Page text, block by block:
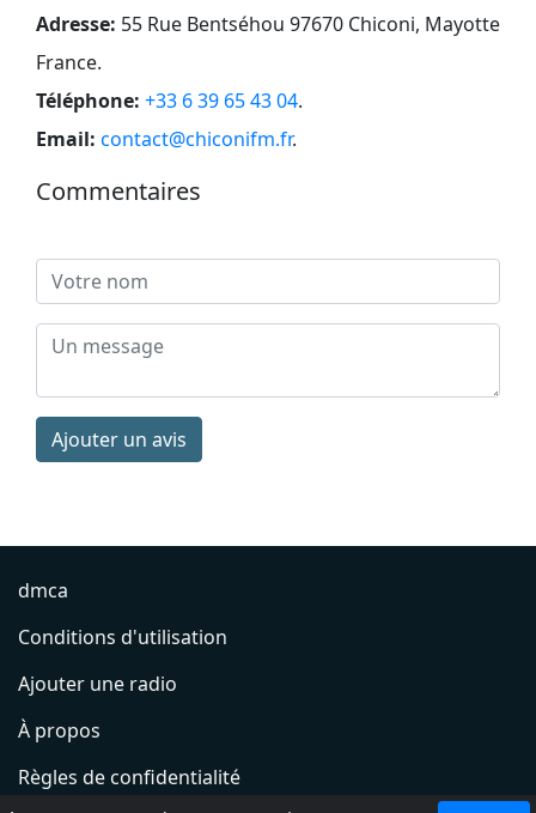
Adresse: 55 Rue Bentséhou 97670 Chiconi, Mayotte
France.
Téléphone: +33 6 39 65 43 04.
Email: contact@chiconifm.fr.
Commentaires
Ajouter un avis
dmca
Conditions d'utilisation
Ajouter une radio
À propos
Règles de confidentialité